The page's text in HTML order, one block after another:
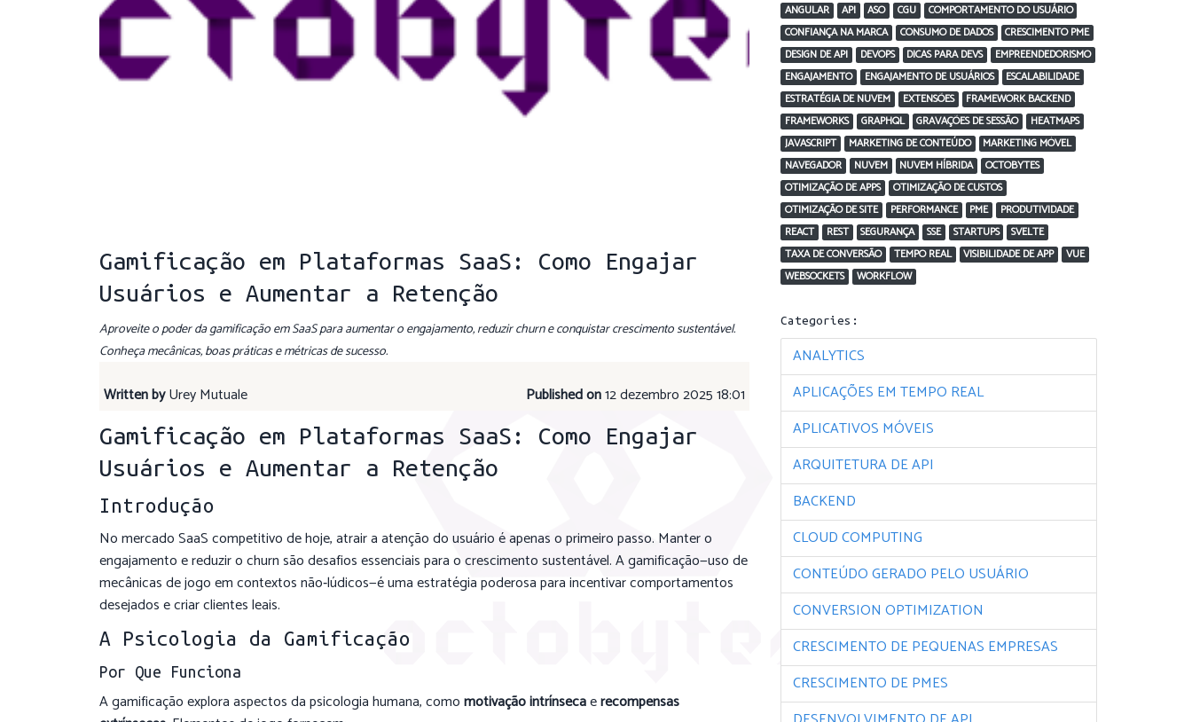
Gamificação em Plataformas SaaS: Como Engajar
Usuários e Aumentar a Retenção
Aproveite o poder da gamificação em SaaS para aumentar o engajamento, reduzir churn e conquistar crescimento sustentável.
Conheça mecânicas, boas práticas e métricas de sucesso.
Written byUrey Mutuale Published on12 dezembro 2025 18:01
Gamificação em Plataformas SaaS: Como Engajar
Usuários e Aumentar a Retenção
Introdução
No mercado SaaS competitivo de hoje, atrair a atenção do usuário é apenas o primeiro passo. Manter o
engajamento e reduzir o churn são desafios essenciais para o crescimento sustentável. A gamificação—uso de
mecânicas de jogo em contextos não‐lúdicos—é uma estratégia poderosa para incentivar comportamentos
desejados e criar clientes leais.
A Psicologia da Gamificação
Por Que Funciona
A gamificação explora aspectos da psicologia humana, comomotivação intrínsecaerecompensas
ANGULAR API ASO CGU
COMPORTAMENTO DO USUÁRIO
CONFIANÇA NA MARCA
CONSUMO DE DADOS
CRESCIMENTO PME
DESIGN DE API
DEVOPS DICAS PARA DEVS
EMPREENDEDORISMO
ENGAJAMENTO
ENGAJAMENTO DE USUÁRIOS
ESCALABILIDADE
ESTRATÉGIA DE NUVEM
EXTENSÕES
FRAMEWORK BACKEND
FRAMEWORKS
GRAPHQL GRAVAÇÕES DE SESSÃO
HEATMAPS
JAVASCRIPT
MARKETING DE CONTEÚDO
MARKETING MÓVEL
NAVEGADOR
NUVEM NUVEM HÍBRIDA
OCTOBYTES
OTIMIZAÇÃO DE APPS
OTIMIZAÇÃO DE CUSTOS
OTIMIZAÇÃO DE SITE
PERFORMANCE PME
PRODUTIVIDADE
REACT
REST SEGURANÇA SSE STARTUPS
SVELTE
TAXA DE CONVERSÃO
TEMPO REAL VISIBILIDADE DE APP
VUE
WEBSOCKETS
WORKFLOW
Categories:
ANALYTICS
APLICAÇÕES EM TEMPO REAL
APLICATIVOS MÓVEIS
ARQUITETURA DE API
BACKEND
CLOUD COMPUTING
CONTEÚDO GERADO PELO USUÁRIO
CONVERSION OPTIMIZATION
CRESCIMENTO DE PEQUENAS EMPRESAS
CRESCIMENTO DE PMES